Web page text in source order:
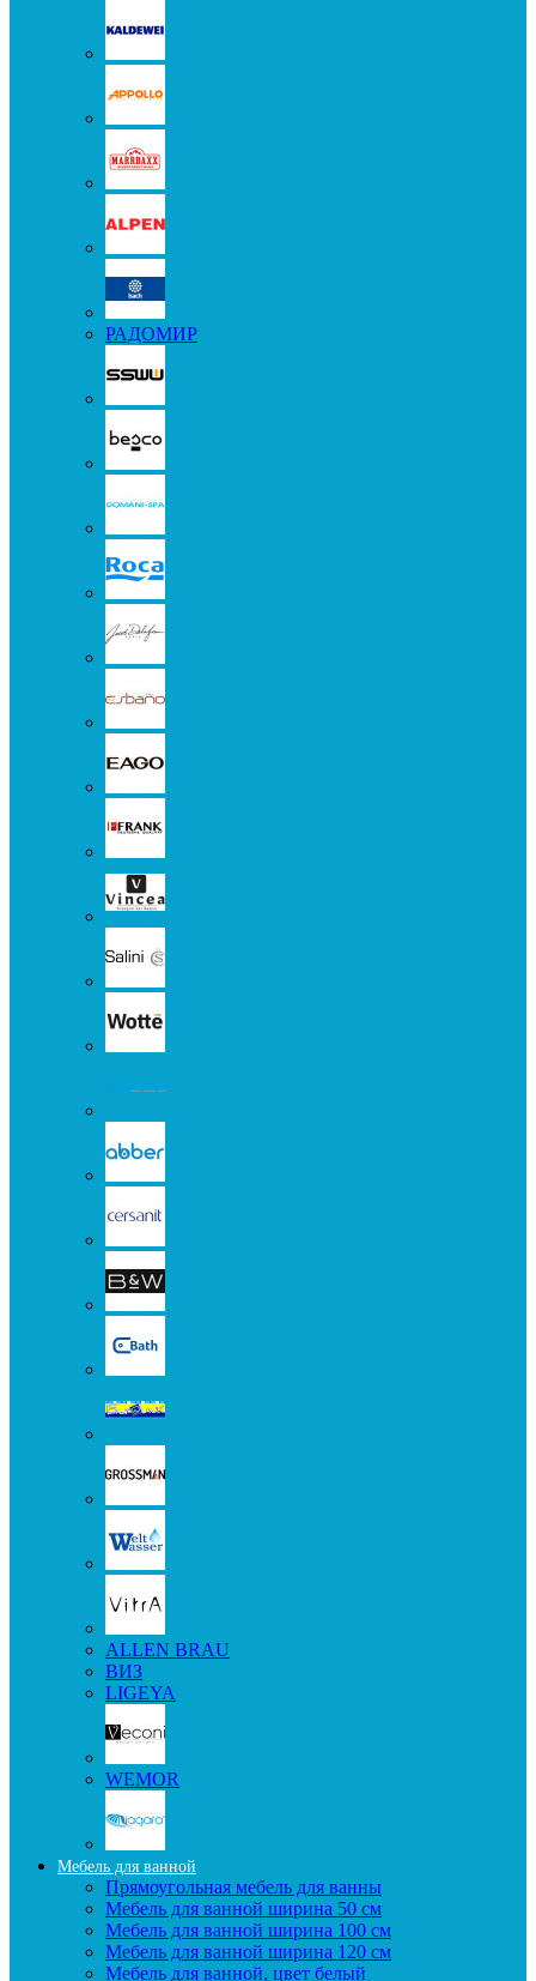
РАДОМИР
ALLEN BRAU
ВИЗ
LIGEYA
WEMOR
Мебель для ванной
Прямоугольная мебель для ванны
Мебель для ванной ширина 50 см
Мебель для ванной ширина 100 см
Мебель для ванной ширина 120 см
Мебель для ванной, цвет белый